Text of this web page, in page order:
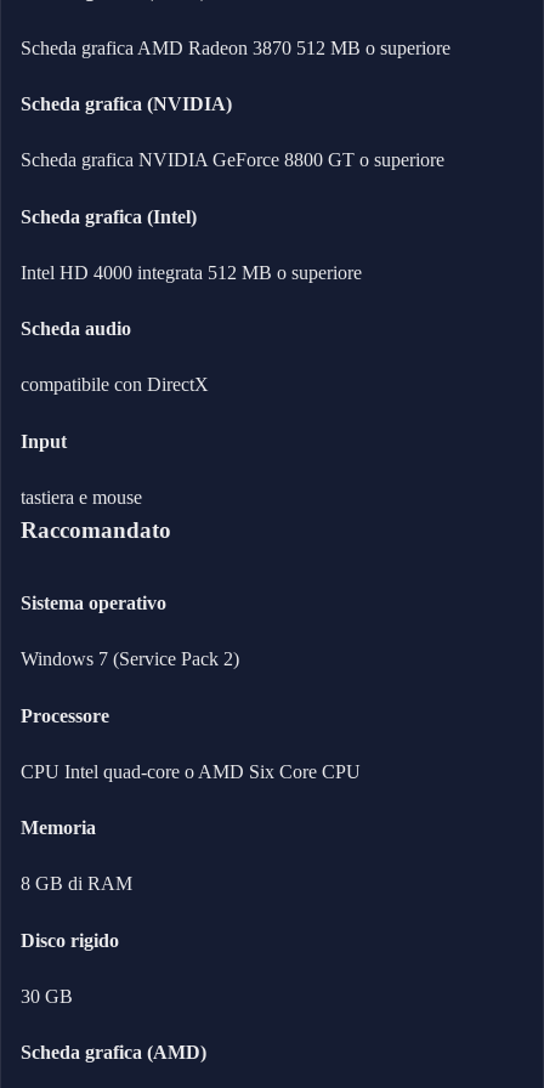
Scheda grafica AMD Radeon 3870 512 MB o superiore
Scheda grafica (NVIDIA)
Scheda grafica NVIDIA GeForce 8800 GT o superiore
Scheda grafica (Intel)
Intel HD 4000 integrata 512 MB o superiore
Scheda audio
compatibile con DirectX
Input
tastiera e mouse
Raccomandato
Sistema operativo
Windows 7 (Service Pack 2)
Processore
CPU Intel quad-core o AMD Six Core CPU
Memoria
8 GB di RAM
Disco rigido
30 GB
Scheda grafica (AMD)